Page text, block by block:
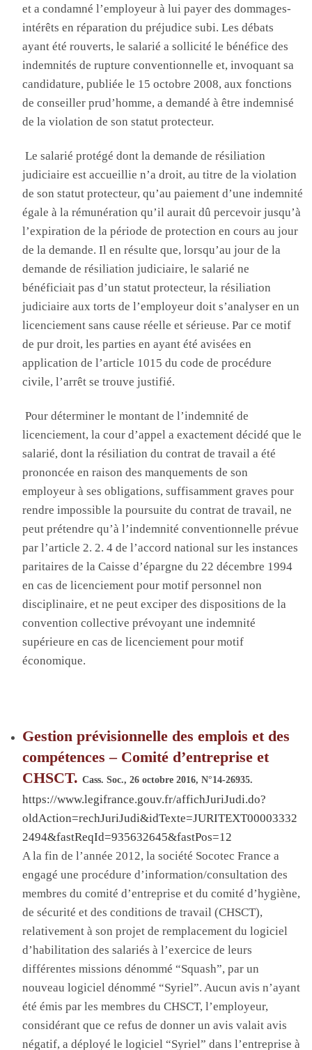
et a condamné l’employeur à lui payer des dommages-
intérêts en réparation du préjudice subi. Lesdébats
ayant été rouverts, le salarié a sollicité le bénéfice des
indemnités de rupture conventionnelle et, invoquant sa
candidature, publiée le 15 octobre 2008, aux fonctions
de conseiller prud’homme, a demandé à être indemnisé
de la violation de son statut protecteur.
Le salarié protégé dont la demande de résiliation
judiciaire est accueillie n’a droit, au titre de la violation
de son statut protecteur, qu’au paiement d’une indemnité
égale à la rémunération qu’il aurait dû percevoir jusqu’à
l’expiration de la période de protection en cours au jour
de la demande. Ilen résulte que, lorsqu’au jour de la
demande de résiliation judiciaire, le salarié ne
bénéficiait pas d’un statut protecteur, la résiliation
judiciaire aux torts de l’employeur doit s’analyser en un
licenciement sans cause réelle et sérieuse. Parce motif
de pur droit, les parties en ayant été avisées en
application de l’article 1015 du code de procédure
civile, l’arrêt se trouve justifié.
Pour déterminer le montant de l’indemnité de
licenciement, la cour d’appel a exactement décidé que le
salarié, dont la résiliation du contrat de travail a été
prononcée en raison des manquements de son
employeur à ses obligations, suffisamment graves pour
rendre impossible la poursuite du contrat de travail, ne
peut prétendre qu’à l’indemnité conventionnelle prévue
par l’article 2. 2. 4 de l’accord national sur les instances
paritaires de la Caisse d’épargne du 22 décembre 1994
en cas de licenciement pour motif personnel non
disciplinaire, et ne peut exciper des dispositions de la
convention collective prévoyant une indemnité
supérieure en cas de licenciement pour motif
économique.
Gestion prévisionnelle des emplois et des
compétences – Comité d’entreprise et
CHSCT.Cass. Soc., 26 octobre 2016, N°14-26935.
https://www.legifrance.gouv.fr/affichJuriJudi.do?
oldAction=rechJuriJudi&idTexte=JURITEXT00003332
2494&fastReqId=935632645&fastPos=12
Ala fin de l’année 2012, la société Socotec France a
engagé une procédure d’information/consultation des
membres du comité d’entreprise et du comité d’hygiène,
de sécurité et des conditions de travail (CHSCT),
relativement à son projet de remplacement du logiciel
d’habilitation des salariés à l’exercice de leurs
différentes missions dénommé “Squash”, par un
nouveau logiciel dénommé “Syriel”. Aucun avis n’ayant
été émis par les membres du CHSCT, l’employeur,
considérant que ce refus de donner un avis valait avis
négatif, a déployé le logiciel “Syriel” dans l’entreprise à